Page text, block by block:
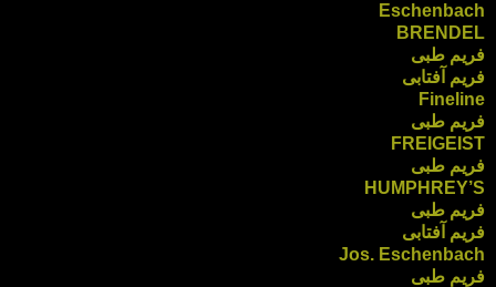
Eschenbach
BRENDEL
فریم طبی
فریم آفتابی
Fineline
فریم طبی
FREIGEIST
فریم طبی
HUMPHREY’S
فریم طبی
فریم آفتابی
Jos. Eschenbach
فریم طبی